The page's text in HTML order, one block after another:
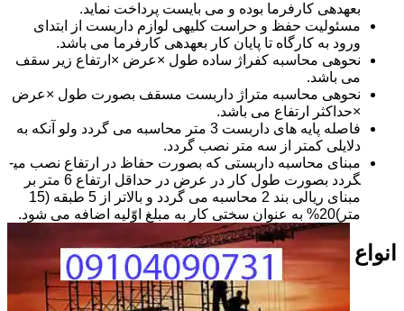
بعهده­ی کارفرما بوده و می بایست پرداخت نماید.
مسئولیت حفظ و حراست کلیه­ی لوازم داربست از ابتدای
ورود به کارگاه تا پایان کار بعهده­ی کارفرما می باشد.
نحوه­ی محاسبه کفراژ ساده طول ×عرض ×ارتفاع زیر سقف
می باشد.
نحوه­ی محاسبه متراژ داربست مسقف بصورت طول ×عرض
×حداکثر ارتفاع می باشد.
فاصله پایه های داربست 3 متر محاسبه می گردد ولو آنکه به
دلایلی کمتر از سه متر نصب گردد.
مبنای محاسبه داربستی که بصورت حفاظ در ارتفاع نصب می­
گردد بصورت طول کار در عرض در حداقل ارتفاع 6 متر بر
مبنای ریالی بند 2 محاسبه می گردد و بالاتر از 5 طبقه (15
متر)20% به عنوان سختی کار به مبلغ اوّلیه اضافه می شود.
انواع